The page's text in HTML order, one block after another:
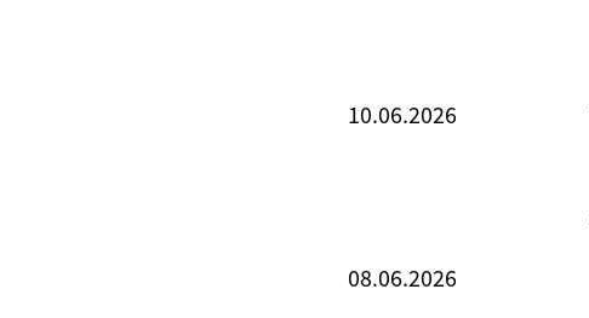
10.06.2026
08.06.2026